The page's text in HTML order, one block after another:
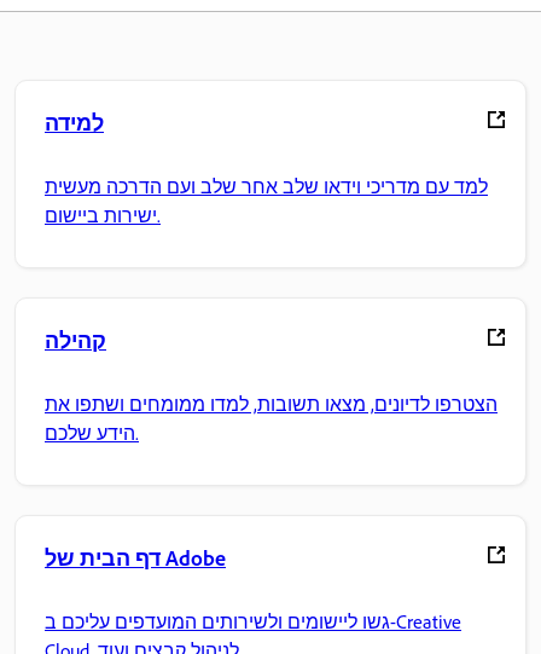
למידה
למד עם מדריכי וידאו שלב אחר שלב ועם הדרכה מעשית
ישירות ביישום.
קהילה
הצטרפו לדיונים, מצאו תשובות, למדו ממומחים ושתפו את
הידע שלכם.
דף הבית של Adobe
גשו ליישומים ולשירותים המועדפים עליכם ב-Creative